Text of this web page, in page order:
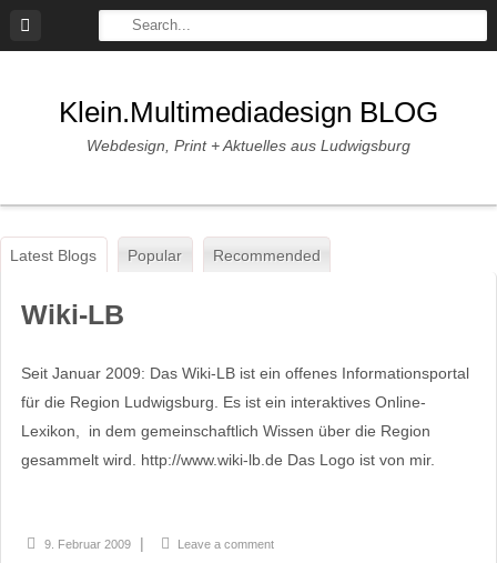
Klein.multimediadesign BLOG
Webdesign, Print + Aktuelles aus Ludwigsburg
Latest Blogs Popular Recommended
Wiki-LB
Seit Januar 2009: Das Wiki-LB ist ein offenes Informationsportal
für die Region Ludwigsburg. Es ist ein interaktives Online-
Lexikon, in dem gemeinschaftlich Wissen über die Region
gesammelt wird. http://www.wiki-lb.de Das Logo ist von mir.
9. Februar 2009 Leave a comment